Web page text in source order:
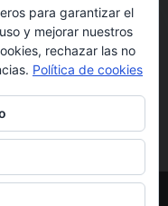
derechos
para garantizar el
y mejorar nuestros
rechazar las no
Política de cookies